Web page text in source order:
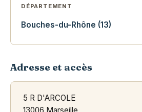
DÉPARTEMENT
Bouches-du-Rhône (13)
Adresse et accès
5 R D'ARCOLE